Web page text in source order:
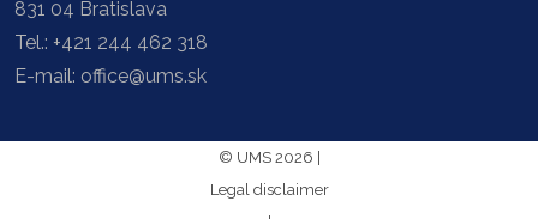
831 04 Bratislava
Tel.: +421 244 462 318
E-mail: office@ums.sk
© UMS 2026 |
Legal disclaimer